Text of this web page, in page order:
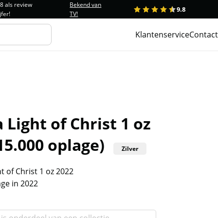
als review
Bekend van
TV!
1 2 3 4 5 9.8
KlantenserviceContact
Light of Christ 1 oz
oplage)
Zilver
of Christ 1 oz 2022
in 2022